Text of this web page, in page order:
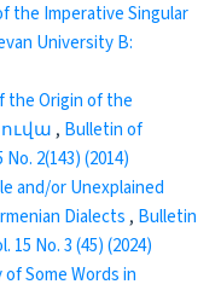
the Imperative Singular
University B:
the Origin of the
ուվա, Bulletin of
2(143) (2014)
and/or Unexplained
Dialects, Bulletin
No. 3 (45) (2024)
Some Words in